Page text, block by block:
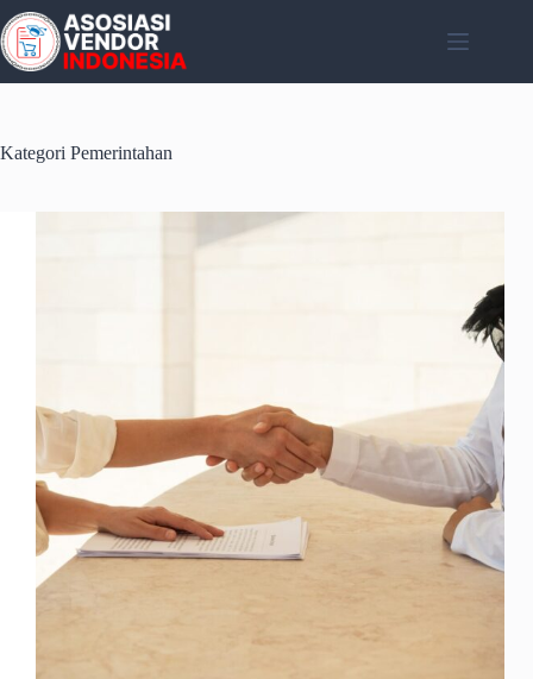
Skip
to
content
Kategori Pemerintahan